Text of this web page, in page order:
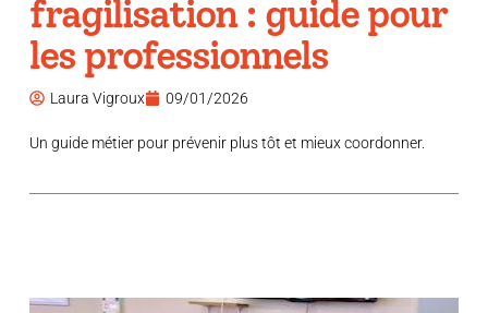
fragilisation : guide pour
les professionnels
Laura Vigroux 09/01/2026
Un guide métier pour prévenir plus tôt et mieux coordonner.